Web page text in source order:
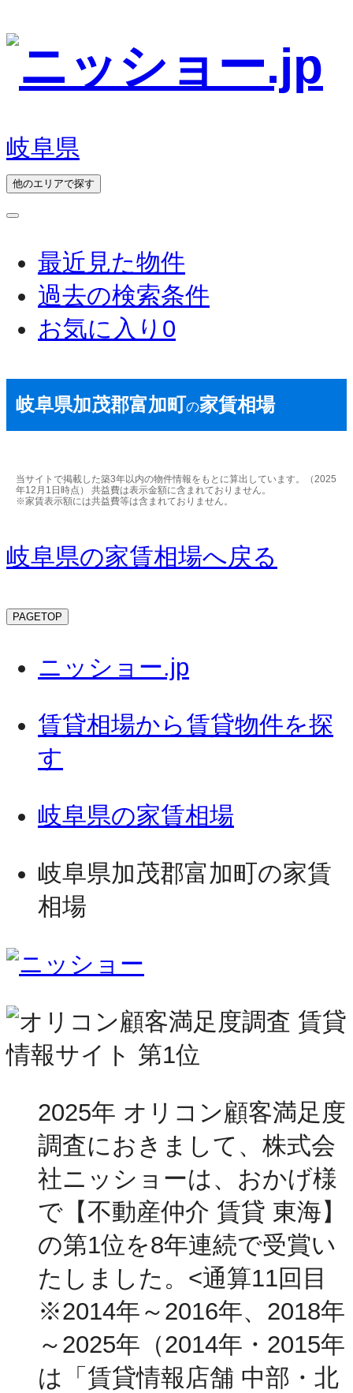
岐阜県
他のエリアで探す
最近見た物件
過去の検索条件
お気に入り 0
岐阜県加茂郡富加町の家賃相場
当サイトで掲載した築3年以内の物件情報をもとに算出しています。（2025
年12月1日時点） 共益費は表示金額に含まれておりません。
※家賃表示額には共益費等は含まれておりません。
岐阜県の家賃相場へ戻る
PAGETOP
ニッショー.jp
賃貸相場から賃貸物件を探
す
岐阜県の家賃相場
岐阜県加茂郡富加町の家賃
相場
2025年 オリコン顧客満足度
調査におきまして、株式会
社ニッショーは、おかげ様
で【不動産仲介 賃貸 東海】
の第1位を8年連続で受賞い
たしました。<通算11回目
※2014年～2016年、2018年
～2025年（2014年・2015年
は「賃貸情報店舗 中部・北